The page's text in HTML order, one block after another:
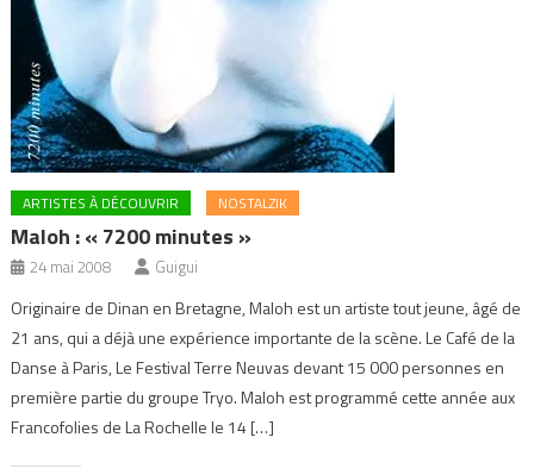
ARTISTES À DÉCOUVRIR NOSTALZIK
Maloh : « 7200 minutes »
24 mai 2008 Guigui
Originaire de Dinan en Bretagne, Maloh est un artiste tout jeune, âgé de
21 ans, qui a déjà une expérience importante de la scène. Le Café de la
Danse à Paris, Le Festival Terre Neuvas devant 15 000 personnes en
première partie du groupe Tryo. Maloh est programmé cette année aux
Francofolies de La Rochelle le 14 […]